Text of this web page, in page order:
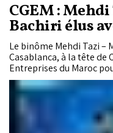
CGEM :
Bachiri élus
Le binôme Mehdi Tazi –
Casablanca, à la tête de
Entreprises du Maroc
recueilli 3.773 voix sur
soit 91% des votes, lors
élective de la